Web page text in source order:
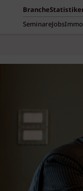
Branche
SeminareJobs